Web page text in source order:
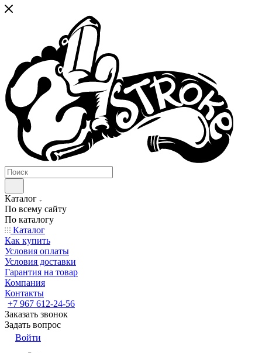
Каталог
По всему сайту
По каталогу
Каталог
Как купить
Условия оплаты
Условия доставки
Гарантия на товар
Компания
Контакты
+7 967 612-24-56
Заказать звонок
Задать вопрос
Войти